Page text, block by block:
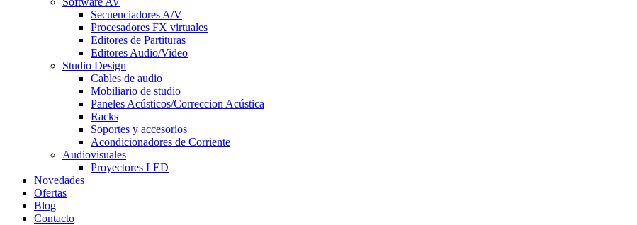
Secuenciadores A/V
Procesadores FX virtuales
Editores de Partituras
Editores Audio/Video
Studio Design
Cables de audio
Mobiliario de studio
Paneles Acústicos/Correccion Acústica
Racks
Soportes y accesorios
Acondicionadores de Corriente
Audiovisuales
Proyectores LED
Novedades
Ofertas
Blog
Contacto